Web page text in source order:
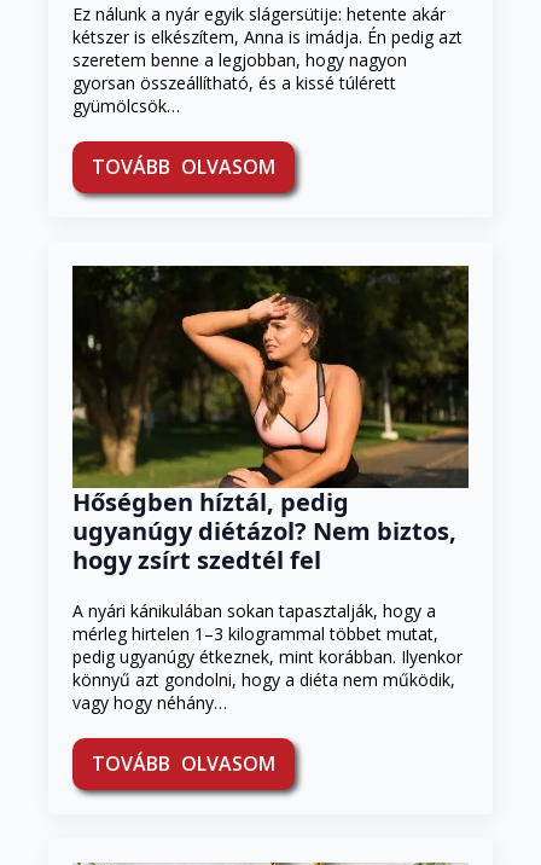
Ez nálunk a nyár egyik slágersütije: hetente akár
kétszer is elkészítem, Anna is imádja. Én pedig azt
szeretem benne a legjobban, hogy nagyon
gyorsan összeállítható, és a kissé túlérett
gyümölcsök…
TOVÁBB OLVASOM
Hőségben híztál, pedig
ugyanúgy diétázol? Nem biztos,
hogy zsírt szedtél fel
A nyári kánikulában sokan tapasztalják, hogy a
mérleg hirtelen 1–3 kilogrammal többet mutat,
pedig ugyanúgy étkeznek, mint korábban. Ilyenkor
könnyű azt gondolni, hogy a diéta nem működik,
vagy hogy néhány…
TOVÁBB OLVASOM